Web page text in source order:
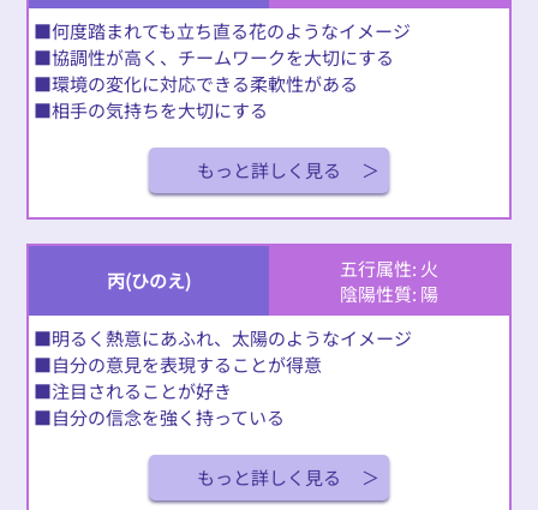
■何度踏まれても立ち直る花のようなイメージ
■協調性が高く、チームワークを大切にする
■環境の変化に対応できる柔軟性がある
■相手の気持ちを大切にする
もっと詳しく見る
丙(ひのえ)
五行属性: 火
陰陽性質: 陽
■明るく熱意にあふれ、太陽のようなイメージ
■自分の意見を表現することが得意
■注目されることが好き
■自分の信念を強く持っている
もっと詳しく見る